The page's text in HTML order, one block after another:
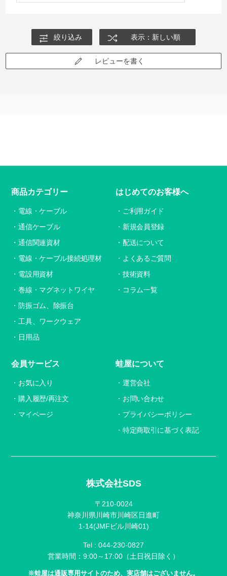
絞り込み 表示：新しい順
レビューを書く
株式会社SDS
〒210-0024
神奈川県川崎市川崎区日進町
1-14(JMFビル川崎01)
Tel : 044-230-0827
営業時間：9:00～17:00（土日祝日除く）
※蛙屋は通販専用サイトのため、実店舗はございません。
商品カテゴリー
電線・ケーブル
通信ケーブル
通信関連資材
電線・ケーブル接続処理材
電設用資材
巻線・マグネットワイヤ
防振ゴム、除振台
工具、ワークウェア
日用品
はじめてのお客様へ
ご利用ガイド
新規会員登録
配送について
よくあるご質問
技術資料
コラム一覧
会員サービス
お気に入り
購入履歴/再注文
マイページ
蛙屋について
運営会社
お問い合わせ
プライバシーポリシー
特定商取引に基づく表記